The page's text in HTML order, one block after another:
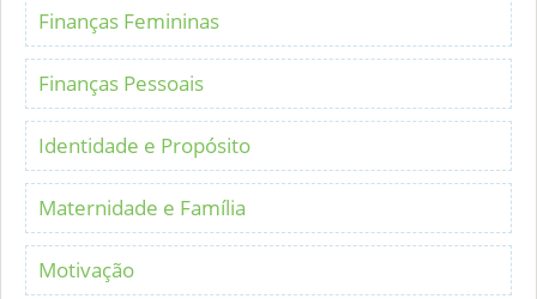
Finanças Femininas
Finanças Pessoais
Identidade e Propósito
Maternidade e Família
Motivação